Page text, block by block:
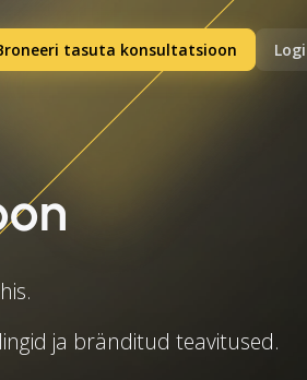
tasuta konsultatsioon
ja bränditud teavitused.